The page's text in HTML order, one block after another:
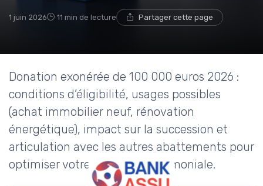
1 juin 2026 11 min de lecture Partager cette page
Donation exonérée de 100 000 euros 2026 :
conditions d’éligibilité, usages possibles
(achat immobilier neuf, rénovation
énergétique), impact sur la succession et
articulation avec les autres abattements pour
optimiser votre stratégie patrimoniale.